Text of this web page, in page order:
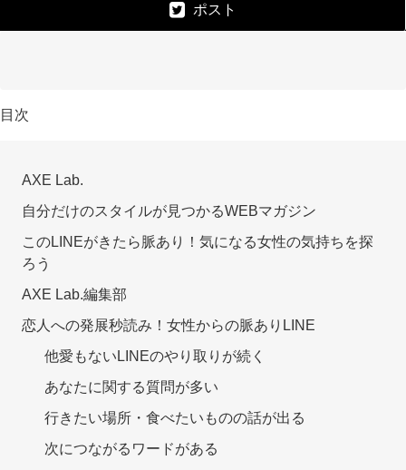
ポスト
目次
AXE Lab.
自分だけのスタイルが見つかるWEBマガジン
このLINEがきたら脈あり！気になる女性の気持ちを探
ろう
AXE Lab.編集部
恋人への発展秒読み！女性からの脈ありLINE
他愛もないLINEのやり取りが続く
あなたに関する質問が多い
行きたい場所・食べたいものの話が出る
次につながるワードがある